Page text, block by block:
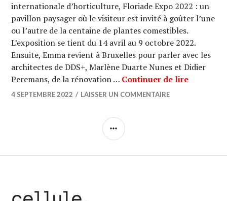
internationale d’horticulture, Floriade Expo 2022 : un
pavillon paysager où le visiteur est invité à goûter l’une
ou l’autre de la centaine de plantes comestibles.
L’exposition se tient du 14 avril au 9 octobre 2022.
Ensuite, Emma revient à Bruxelles pour parler avec les
architectes de DDS+, Marlène Duarte Nunes et Didier
Peremans, de la rénovation … Continuer de lireARCHI
4 SEPTEMBRE 2022 LAISSER UN COMMENTAIRE
COLONNE